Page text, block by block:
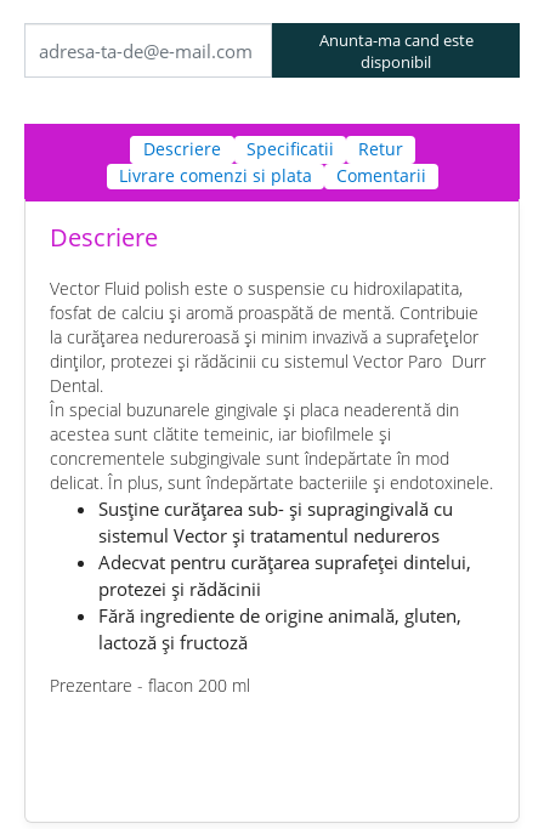
Anunta-ma cand este
disponibil
Descriere Specificatii
Retur
Livrare comenzi si plata
Comentarii
Descriere
Vector Fluid polish este o suspensie cu hidroxilapatita,
fosfat de calciu și aromă proaspătă de mentă. Contribuie
la curățarea nedureroasă și minim invazivă a suprafețelor
dinților, protezei și rădăcinii cu sistemul Vector Paro Durr
Dental.
În special buzunarele gingivale și placa neaderentă din
acestea sunt clătite temeinic, iar biofilmele și
concrementele subgingivale sunt îndepărtate în mod
delicat. În plus, sunt îndepărtate bacteriile și endotoxinele.
Susține curățarea sub- și supragingivală cu
sistemul Vector și tratamentul nedureros
Adecvat pentru curățarea suprafeței dintelui,
protezei și rădăcinii
Fără ingrediente de origine animală, gluten,
lactoză și fructoză
Prezentare - flacon 200 ml